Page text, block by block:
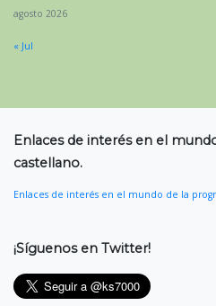
agosto 2026
« Jul
Enlaces de interés en el
castellano.
Enlaces de interés en el mundo de la
¡Síguenos en Twitter!